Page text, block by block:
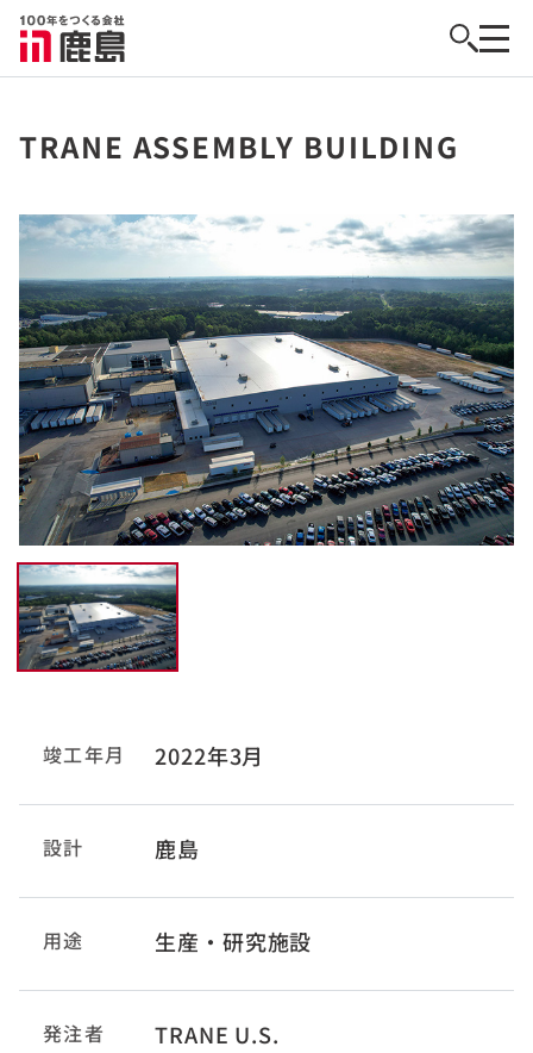
TRANE ASSEMBLY BUILDING
竣工年月 2022年3月
設計 鹿島
用途 生産・研究施設
発注者 TRANE U.S.